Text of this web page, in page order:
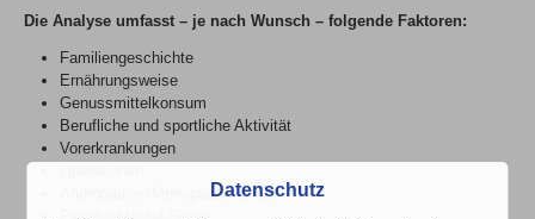
Die Analyse umfasst – je nach Wunsch – folgende Faktoren:
Familiengeschichte
Ernährungsweise
Genussmittelkonsum
Berufliche und sportliche Aktivität
Vorerkrankungen
Andropause-/Menopause-Check
Datenschutz